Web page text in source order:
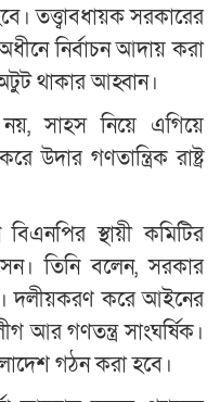
তত্ত্বাবধায়ক সরকারের
নির্বাচন আদায় করা
থাকার আহ্বান।
সাহস নিয়ে এগিয়ে
গণতান্ত্রিক রাষ্ট্র
স্থায়ী কমিটির
তিনি বলেন, সরকার
দলীয়করণ করে আইনের
আর গণতন্ত্র সাংঘর্ষিক।
গঠন করা হবে।